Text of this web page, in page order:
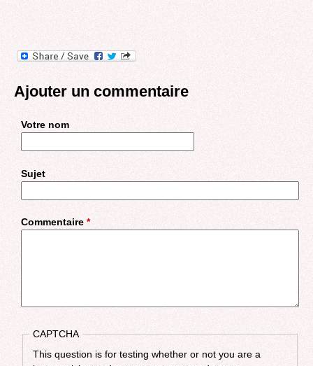
Ajouter un commentaire
Votre nom
Sujet
Commentaire *
CAPTCHA
This question is for testing whether or not you are a